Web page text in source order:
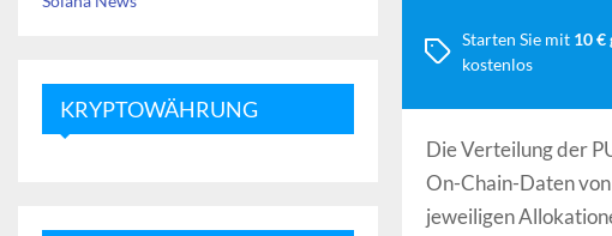
Starten Sie mit 10 €
kostenlos
Die Verteilung der
On-Chain-Daten
jeweiligen
KRYPTOWÄHRUNG